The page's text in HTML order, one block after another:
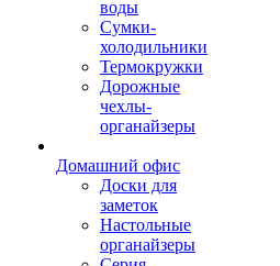
воды
Сумки-
холодильники
Термокружки
Дорожные
чехлы-
органайзеры
Домашний офис
Доски для
заметок
Настольные
органайзеры